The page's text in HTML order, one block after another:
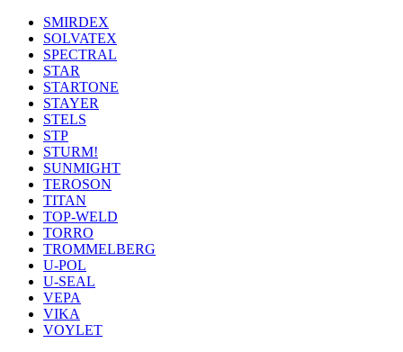
SMIRDEX
SOLVATEX
SPECTRAL
STAR
STARTONE
STAYER
STELS
STP
STURM!
SUNMIGHT
TEROSON
TITAN
TOP-WELD
TORRO
TROMMELBERG
U-POL
U-SEAL
VEPA
VIKA
VOYLET